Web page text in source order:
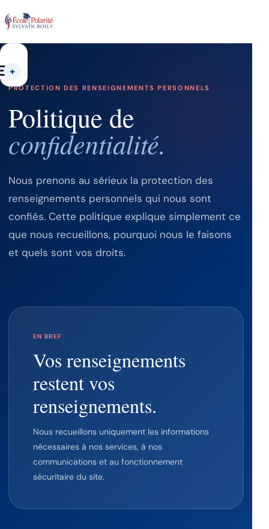
au
Menu
PROTECTION DES RENSEIGNEMENTS PERSONNELS
Politique de
confidentialité.
Nous prenons au sérieux la protection des
renseignements personnels qui nous sont
confiés. Cette politique explique simplement ce
que nous recueillons, pourquoi nous le faisons
et quels sont vos droits.
EN BREF
Vos renseignements
restent vos
renseignements.
Nous recueillons uniquement les informations
nécessaires à nos services, à nos
communications et au fonctionnement
sécuritaire du site.